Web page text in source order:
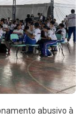
abusivo à